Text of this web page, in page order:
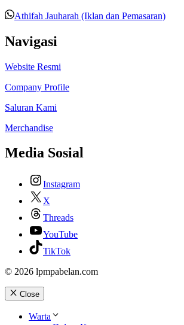
Athifah Jauharah (Iklan dan Pemasaran)
Navigasi
Website Resmi
Company Profile
Saluran Kami
Merchandise
Media Sosial
Instagram
X
Threads
YouTube
TikTok
© 2026 lpmpabelan.com
Close
Warta